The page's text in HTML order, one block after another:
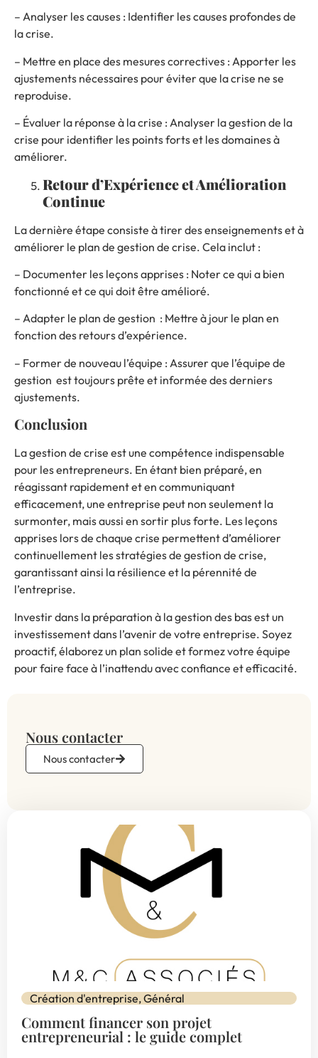
– Analyser les causes : Identifier les causes profondes de
la crise.
– Mettre en place des mesures correctives : Apporter les
ajustements nécessaires pour éviter que la crise ne se
reproduise.
– Évaluer la réponse à la crise : Analyser la gestion de la
crise pour identifier les points forts et les domaines à
améliorer.
Retour d’Expérience et Amélioration
Continue
La dernière étape consiste à tirer des enseignements et à
améliorer le plan de gestion de crise. Cela inclut :
– Documenter les leçons apprises : Noter ce qui a bien
fonctionné et ce qui doit être amélioré.
– Adapter le plan de gestion : Mettre à jour le plan en
fonction des retours d’expérience.
– Former de nouveau l’équipe : Assurer que l’équipe de
gestion est toujours prête et informée des derniers
ajustements.
Conclusion
La gestion de crise est une compétence indispensable
pour les entrepreneurs. En étant bien préparé, en
réagissant rapidement et en communiquant
efficacement, une entreprise peut non seulement la
surmonter, mais aussi en sortir plus forte. Les leçons
apprises lors de chaque crise permettent d’améliorer
continuellement les stratégies de gestion de crise,
garantissant ainsi la résilience et la pérennité de
l’entreprise.
Investir dans la préparation à la gestion des bas est un
investissement dans l’avenir de votre entreprise. Soyez
proactif, élaborez un plan solide et formez votre équipe
pour faire face à l’inattendu avec confiance et efficacité.
Nous contacter
Nous contacter
Création d'entreprise,Général
Comment financer son projet
entrepreneurial : le guide complet